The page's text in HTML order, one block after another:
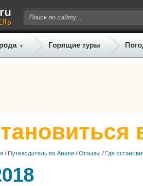
Горящие туры
/ Путеводитель по Анапе /Отзывы / Где